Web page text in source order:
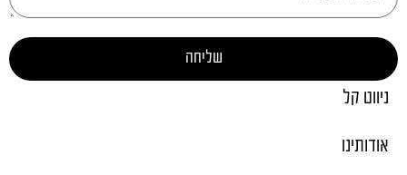
שליחה
ניווט קל
אודותינו